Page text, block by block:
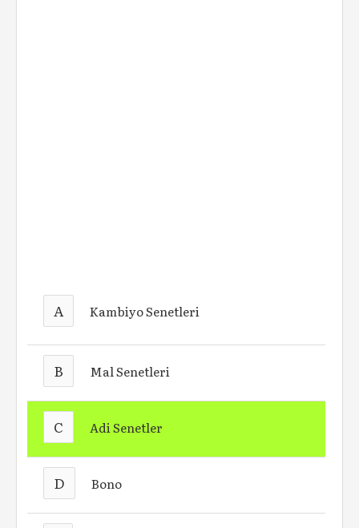
A Kambiyo Senetleri
B Mal Senetleri
C Adi Senetler
D Bono